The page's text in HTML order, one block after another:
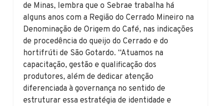
de Minas, lembra que o Sebrae trabalha há
alguns anos com a Região do Cerrado Mineiro na
Denominação de Origem do Café, nas indicações
de procedência do queijo do Cerrado e do
hortifrúti de São Gotardo. “Atuamos na
capacitação, gestão e qualificação dos
produtores, além de dedicar atenção
diferenciada à governança no sentido de
estruturar essa estratégia de identidade e